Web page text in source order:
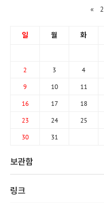
«
일 월 화
2 3 4
9 10 11
16 17 18
23 24 25
30 31
보관함
링크